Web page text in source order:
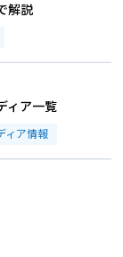
解説
ィア一覧
ィア情報